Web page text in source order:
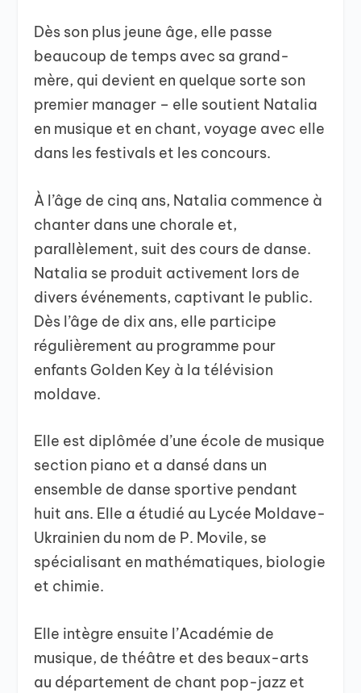
Dès son plus jeune âge, elle passe
beaucoup de temps avec sa grand-
mère, qui devient en quelque sorte son
premier manager – elle soutient Natalia
en musique et en chant, voyage avec elle
dans les festivals et les concours.
À l’âge de cinq ans, Natalia commence à
chanter dans une chorale et,
parallèlement, suit des cours de danse.
Natalia se produit activement lors de
divers événements, captivant le public.
Dès l’âge de dix ans, elle participe
régulièrement au programme pour
enfants Golden Key à la télévision
moldave.
Elle est diplômée d’une école de musique
section piano et a dansé dans un
ensemble de danse sportive pendant
huit ans. Elle a étudié au Lycée Moldave-
Ukrainien du nom de P. Movile, se
spécialisant en mathématiques, biologie
et chimie.
Elle intègre ensuite l’Académie de
musique, de théâtre et des beaux-arts
au département de chant pop-jazz et